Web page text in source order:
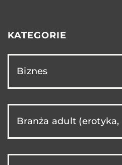
KATEGORIE
Biznes
Branża adult (erotyka,